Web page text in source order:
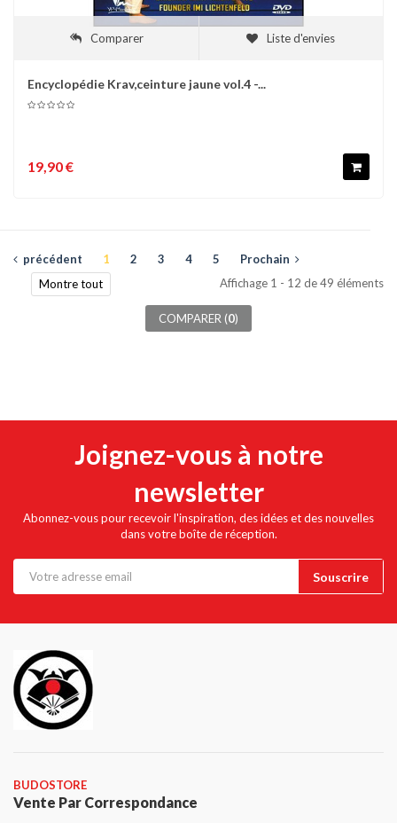
Comparer Liste d'envies
Encyclopédie Krav,ceinture jaune vol.4 -...
19,90 €
précédent 1 2 3 4 5
Prochain
Montre tout
Affichage 1 - 12 de 49 éléments
COMPARER (0)
Joignez-vous à notre
newsletter
Abonnez-vous pour recevoir l'inspiration, des idées et des nouvelles
dans votre boîte de réception.
BUDOSTORE
Vente Par Correspondance